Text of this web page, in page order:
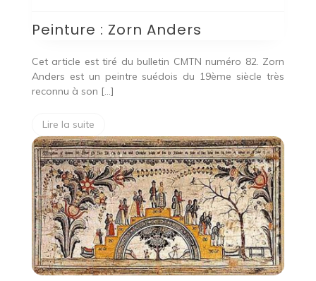
Peinture : Zorn Anders
Cet article est tiré du bulletin CMTN numéro 82. Zorn
Anders est un peintre suédois du 19ème siècle très
reconnu à son […]
Lire la suite